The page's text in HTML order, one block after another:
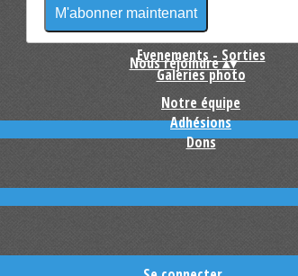
Calendrier des sorties
Evenements - Sorties
Galeries photo
Nous rejoindre▴▾
Notre équipe
Adhésions
Dons
M'abonner maintenant